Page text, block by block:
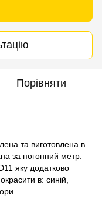
Порівняти
та виготовлена в
за погонний метр.
яку додатково
в: синій,